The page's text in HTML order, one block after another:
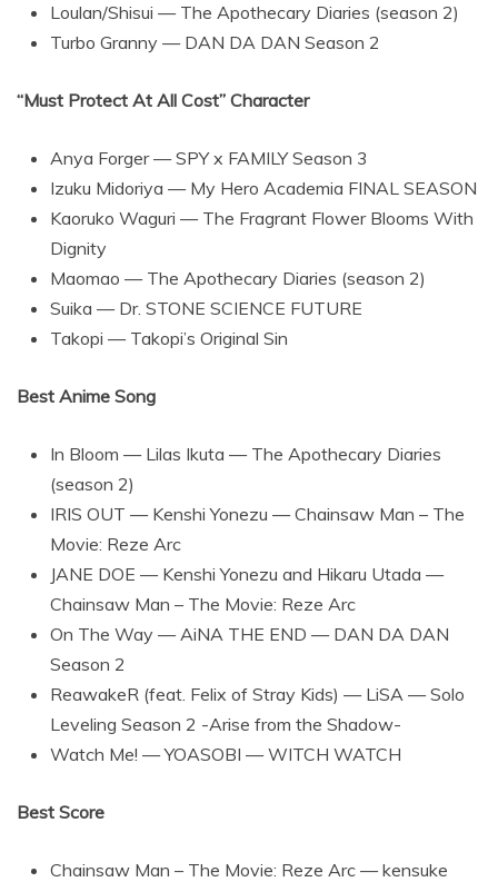
Loulan/Shisui — The Apothecary Diaries (season 2)
Turbo Granny — DAN DA DAN Season 2
“Must Protect At All Cost” Character
Anya Forger — SPY x FAMILY Season 3
Izuku Midoriya — My Hero Academia FINAL SEASON
Kaoruko Waguri — The Fragrant Flower Blooms With
Dignity
Maomao — The Apothecary Diaries (season 2)
Suika — Dr. STONE SCIENCE FUTURE
Takopi — Takopi’s Original Sin
Best Anime Song
In Bloom — Lilas Ikuta — The Apothecary Diaries
(season 2)
IRIS OUT — Kenshi Yonezu — Chainsaw Man – The
Movie: Reze Arc
JANE DOE — Kenshi Yonezu and Hikaru Utada —
Chainsaw Man – The Movie: Reze Arc
On The Way — AiNA THE END — DAN DA DAN
Season 2
ReawakeR (feat. Felix of Stray Kids) — LiSA — Solo
Leveling Season 2 -Arise from the Shadow-
Watch Me! — YOASOBI — WITCH WATCH
Best Score
Chainsaw Man – The Movie: Reze Arc — kensuke